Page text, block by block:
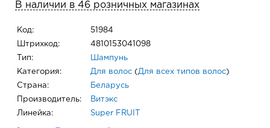
В наличии в 46 розничных магазинах
Код: 51984
Штрихкод: 4810153041098
Тип: Шампунь
Категория: Для волос ( Для всех типов волос)
Страна: Беларусь
Производитель: Витэкс
Линейка: Super FRUIT